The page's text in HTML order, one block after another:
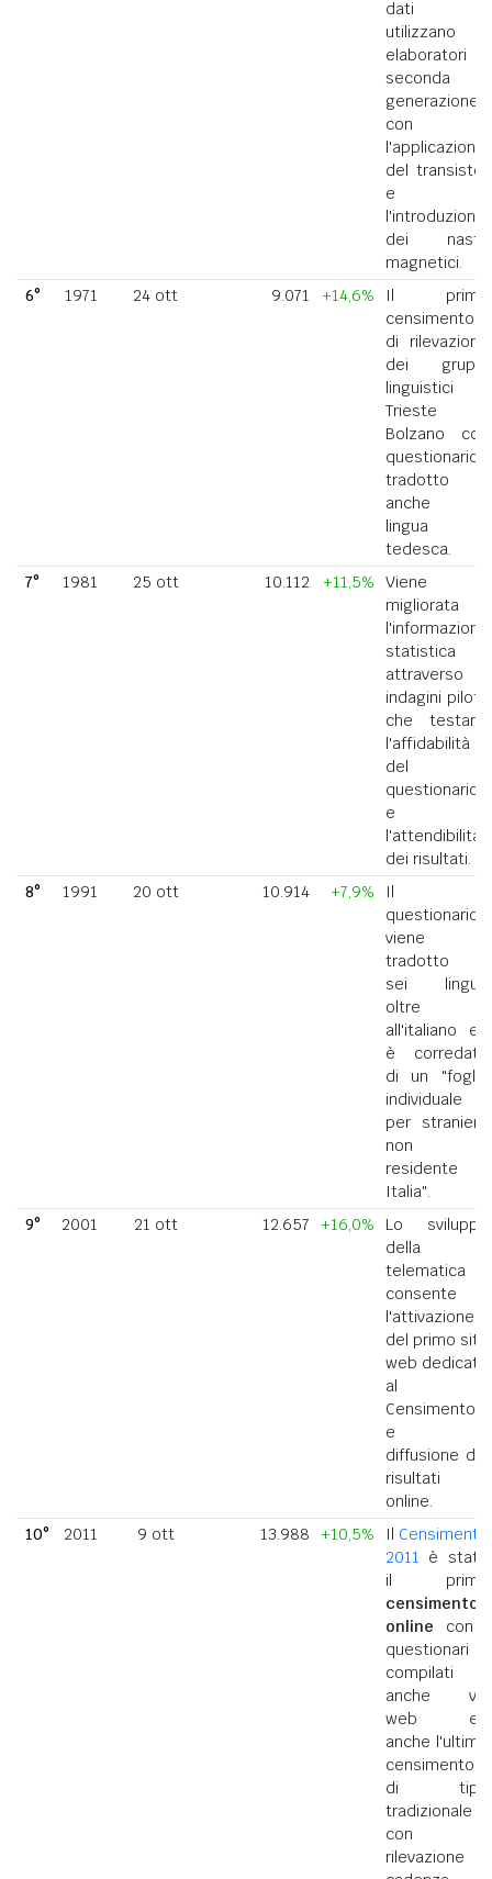
dati si
utilizzano
elaboratori di
seconda
generazione
con
l'applicazione
del transistor
e
l'introduzione
dei nastri
magnetici.
6°
1971 24 ott 9.071 +14,6%
Il primo
censimento
di rilevazione
dei gruppi
linguistici di
Trieste e
Bolzano con
questionario
tradotto
anche in
lingua
tedesca.
7°
1981 25 ott 10.112 +11,5%
Viene
migliorata
l'informazione
statistica
attraverso
indagini pilota
che testano
l'affidabilità
del
questionario
e
l'attendibilità
dei risultati.
8°
1991 20 ott 10.914 +7,9%
Il
questionario
viene
tradotto in
sei lingue
oltre
all'italiano ed
è corredato
di un "foglio
individuale
per straniero
non
residente in
Italia".
9°
2001 21 ott 12.657 +16,0%
Lo sviluppo
della
telematica
consente
l'attivazione
del primo sito
web dedicato
al
Censimento
e la
diffusione dei
risultati
online.
10°
2011 9 ott 13.988 +10,5% Il Censimento
2011 è stato
il primo
censimento
online con i
questionari
compilati
anche via
web ed
anche l'ultimo
censimento
di tipo
tradizionale
con
rilevazione a